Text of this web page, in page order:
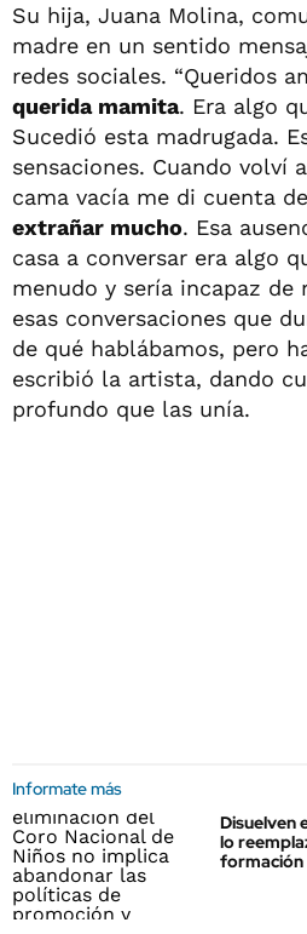
Su hija, Juana Molina,
madre en un sentido
redes sociales. “Queridos
querida mamita. Era algo
Sucedió esta madrugada.
sensaciones. Cuando volví
cama vacía me di cuenta
extrañar mucho. Esa
casa a conversar era algo
menudo y sería incapaz de
esas conversaciones que
de qué hablábamos, pero
escribió la artista, dando
profundo que las unía.
Informate más
Disuelven
lo
formación